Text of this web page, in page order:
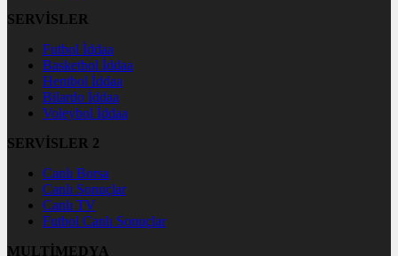
SERVİSLER
Futbol İddaa
Basketbol İddaa
Hentbol İddaa
Bilardo İddaa
Voleybol İddaa
SERVİSLER 2
Canlı Borsa
Canlı Sonuçlar
Canlı TV
Futbol Canlı Sonuçlar
MULTİMEDYA